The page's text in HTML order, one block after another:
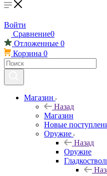
Войти
Сравнение0
Отложенные 0
Корзина 0
Магазин
Назад
Магазин
Новые
Оружие
Назад
Оружие